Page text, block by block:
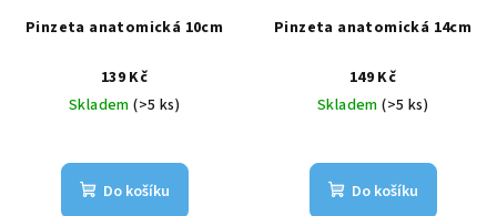
Pinzeta anatomická 10cm
139 Kč
Skladem(>5 ks)
Do košíku
Pinzeta anatomická 14cm
149 Kč
Skladem(>5 ks)
Do košíku